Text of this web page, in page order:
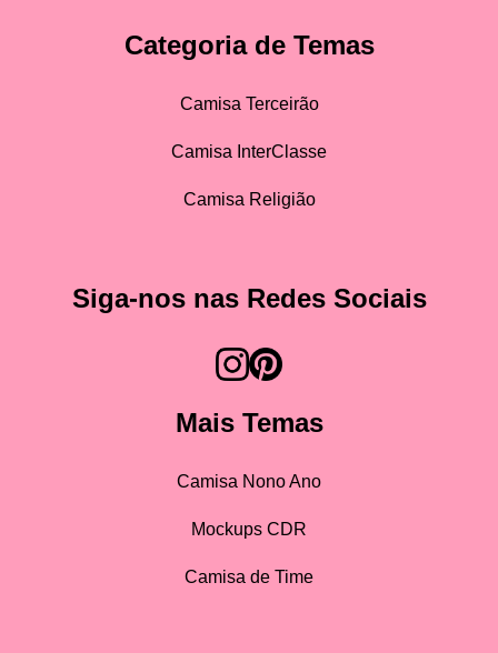
Categoria de Temas
Camisa Terceirão
Camisa InterClasse
Camisa Religião
Siga-nos nas Redes Sociais
Mais Temas
Camisa Nono Ano
Mockups CDR
Camisa de Time